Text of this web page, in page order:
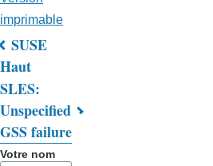
imprimable
Liens
transversaux
de
livre
SUSE
Haut
SLES:
Unspecified
GSS failure
Votre nom